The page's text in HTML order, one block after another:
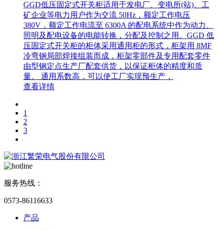
GGD低压固定式开关柜适用于发电厂、变电所(站)、工
矿企业等电力用户作为交流 50Hz，额定工作电压
380V，额定工作电流至 6300A 的配电系统中作为动力、
照明及配电设备的电能转换，分配及控制之用。GGD 低
压固定式开关柜的柜体采用通用柜的形式，柜架用 8MF
冷弯钢局部焊接组装而成，柜架零部件及专用配套零件
由型钢定点生产厂配套供货，以保证柜体的精度和质
量。 通用系数高，可以使工厂实现预生产，
查看详情
1
2
3
服务热线：
0573-86116633
产品